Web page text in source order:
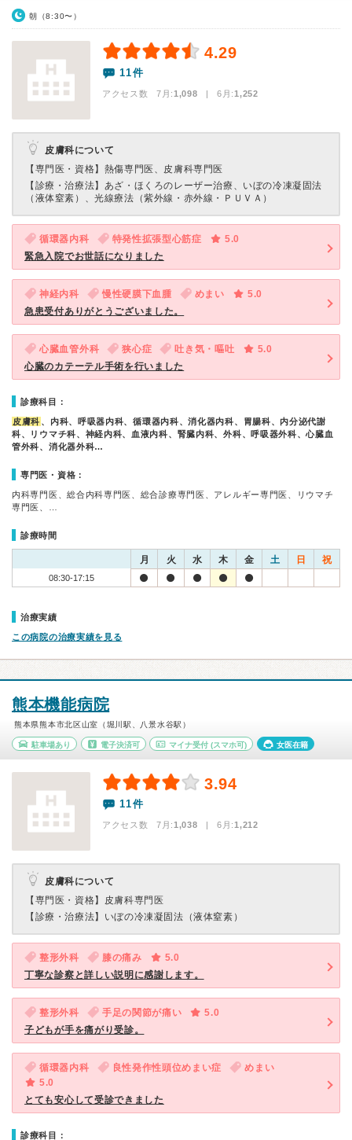
朝（8:30〜）
4.29
11件
アクセス数 7月:1,098 | 6月:1,252
皮膚科について
【専門医・資格】 熱傷専門医、皮膚科専門医
【診療・治療法】 あざ・ほくろのレーザー治療、いぼの冷凍凝固法
（液体窒素）、光線療法（紫外線・赤外線・ＰＵＶＡ）
循環器内科 特発性拡張型心筋症
5.0
緊急入院でお世話になりました
神経内科 慢性硬膜下血腫 めまい
5.0
急患受付ありがとうございました。
心臓血管外科 狭心症 吐き気・嘔吐
5.0
心臓のカテーテル手術を行いました
診療科目：
皮膚科 、内科、呼吸器内科、循環器内科、消化器内科、胃腸科、内分泌代謝
科、リウマチ科、神経内科、血液内科、腎臓内科、外科、呼吸器外科、心臓血
管外科、消化器外科…
専門医・資格：
内科専門医、総合内科専門医、総合診療専門医、アレルギー専門医、リウマチ
専門医、…
診療時間
月 火 水 木 金 土 日 祝
08:30-17:15
治療実績
この病院の治療実績を見る
熊本機能病院
熊本県熊本市北区山室（堀川駅、八景水谷駅）
駐車場あり 電子決済可 マイナ受付 (スマホ可) 女医在籍
3.94
11件
アクセス数 7月:1,038 | 6月:1,212
皮膚科について
【専門医・資格】 皮膚科専門医
【診療・治療法】 いぼの冷凍凝固法（液体窒素）
整形外科 膝の痛み
5.0
丁寧な診察と詳しい説明に感謝します。
整形外科 手足の関節が痛い
5.0
子どもが手を痛がり受診。
循環器内科 良性発作性頭位めまい症
めまい
5.0
とても安心して受診できました
診療科目：